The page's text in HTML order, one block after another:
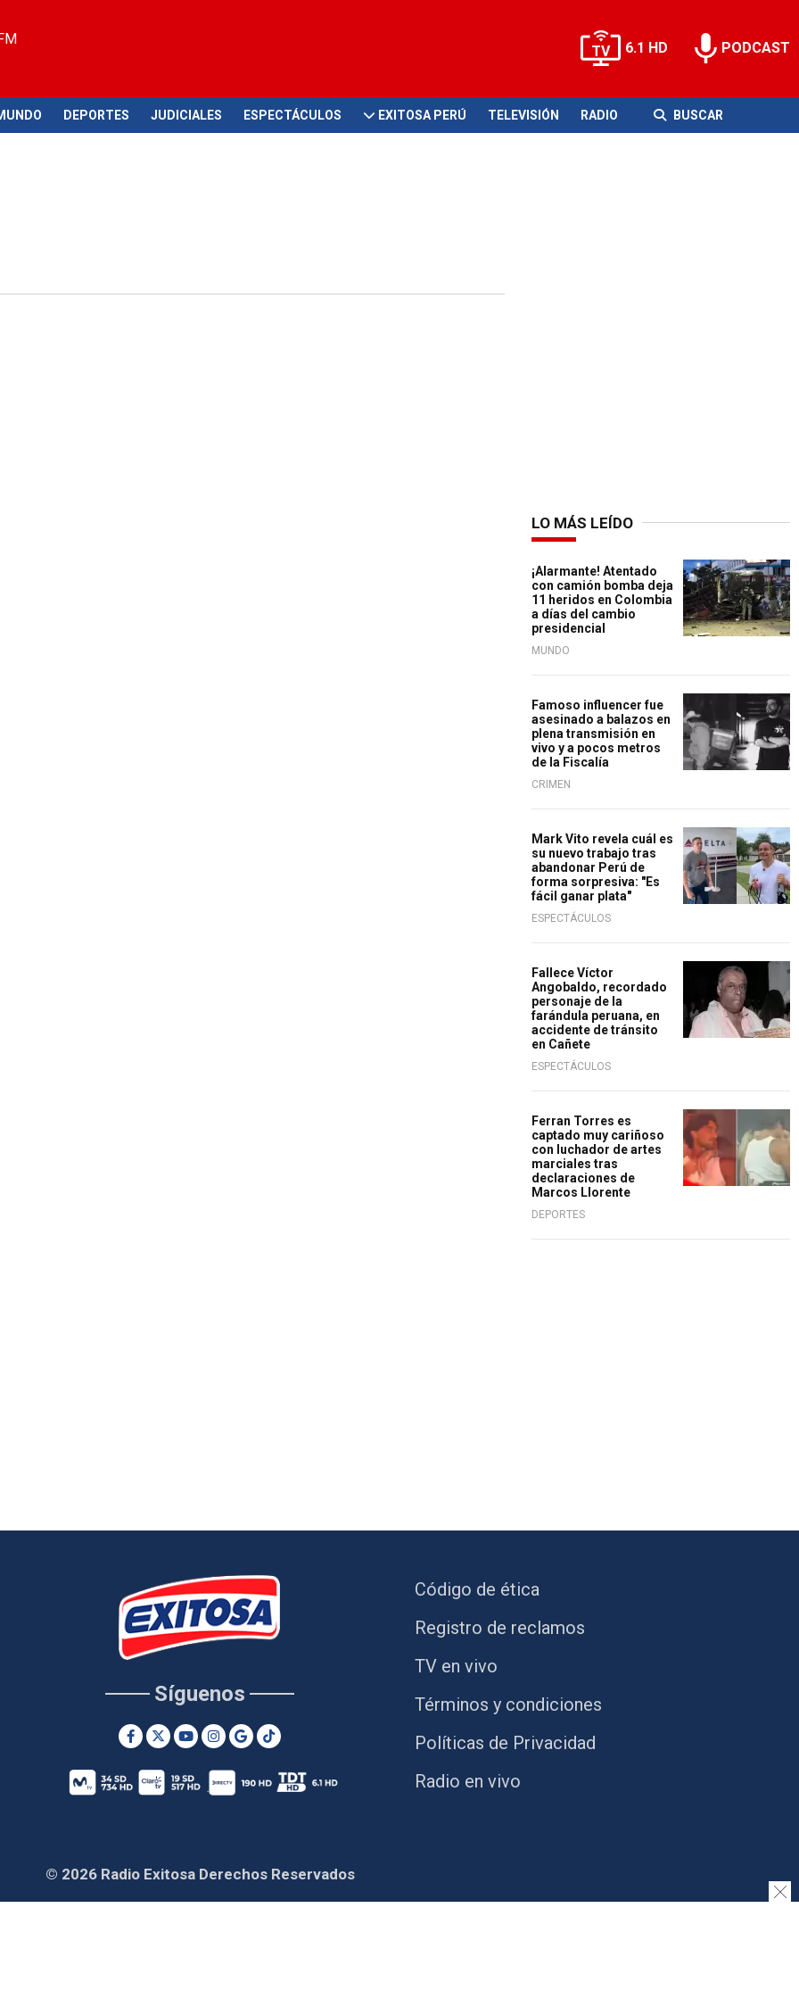
6.1 HD PODCAST
DEPORTES JUDICIALES ESPECTÁCULOS EXITOSA PERÚ TELEVISIÓN RADIO BUSCAR
LO MÁS LEÍDO
¡Alarmante! Atentado
con camión bomba deja
11 heridos en Colombia
a días del cambio
presidencial
MUNDO
Famoso influencer fue
asesinado a balazos en
plena transmisión en
vivo y a pocos metros
de la Fiscalía
CRIMEN
Mark Vito revela cuál es
su nuevo trabajo tras
abandonar Perú de
forma sorpresiva: "Es
fácil ganar plata"
ESPECTÁCULOS
Fallece Víctor
Angobaldo, recordado
personaje de la
farándula peruana, en
accidente de tránsito
en Cañete
ESPECTÁCULOS
Ferran Torres es
captado muy cariñoso
con luchador de artes
marciales tras
declaraciones de
Marcos Llorente
DEPORTES
Síguenos
Código de ética
Registro de reclamos
TV en vivo
Términos y condiciones
Políticas de Privacidad
Radio en vivo
© 2026 Radio Exitosa Derechos Reservados